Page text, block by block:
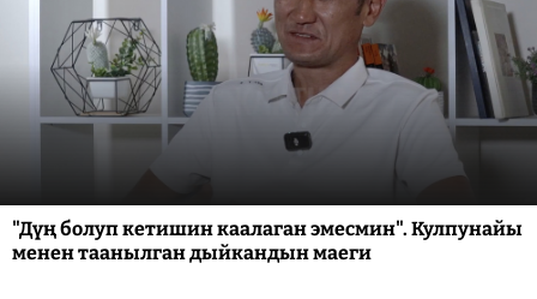
"Дүң болуп кетишин каалаган эмесмин". Кулпунайы
менен таанылган дыйкандын маеги